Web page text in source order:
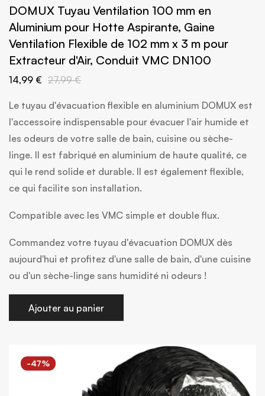
DOMUX Tuyau Ventilation 100 mm en
Aluminium pour Hotte Aspirante, Gaine
Ventilation Flexible de 102 mm x 3 m pour
Extracteur d'Air, Conduit VMC DN100
14,99 € 27,99 €
Le tuyau d'évacuation flexible en aluminium DOMUX est
l'accessoire indispensable pour évacuer l'air humide et
les odeurs de votre salle de bain, cuisine ou sèche-
linge. Il est fabriqué en aluminium de haute qualité, ce
qui le rend solide et durable. Il est également flexible,
ce qui facilite son installation.
Compatible avec les VMC simple et double flux.
Commandez votre tuyau d'évacuation DOMUX dès
aujourd'hui et profitez d'une salle de bain, d'une cuisine
ou d'un sèche-linge sans humidité ni odeurs !
Ajouter au panier
-47%